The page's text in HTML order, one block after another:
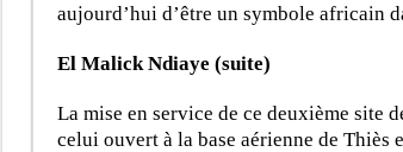
aujourd’hui d’être un symbole africain
El Malick Ndiaye (suite)
La mise en service de ce deuxième site
celui ouvert à la base aérienne de Thiès